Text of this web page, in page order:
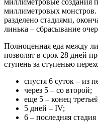
миллиметровых монстров.
разделено стадиями,
линька – сбрасывание
Полноценная еда между
позволят в срок 28 дней
ступень за ступенью
спустя 6 суток – из
через 5 – со второй;
еще 5 – конец
5 дней – IV;
6 – последняя